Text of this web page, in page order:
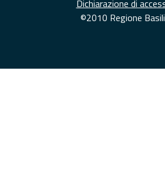
Dichiarazione di
©2010 Regione